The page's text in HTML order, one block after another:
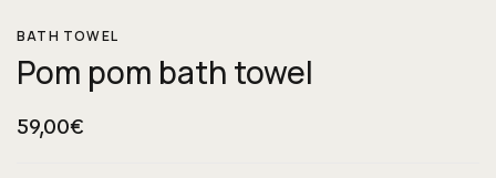
BATH TOWEL
Pom pom bath towel
59,00€